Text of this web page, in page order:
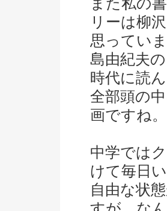
また私の
リーは柳
思ってい
島由紀夫
時代に読
全部頭の
画ですね。
中学では
けて毎日
自由な状